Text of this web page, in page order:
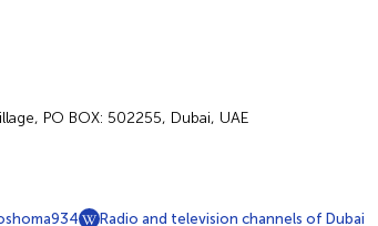
PO BOX: 502255, Dubai, UAE
Radio and television channels of Dubai